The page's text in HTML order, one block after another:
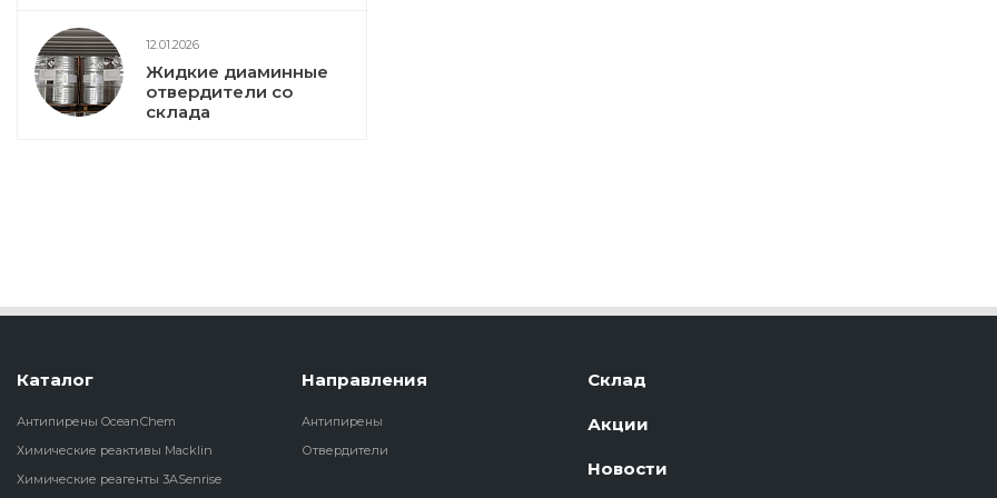
12.01.2026
Жидкие диаминные
отвердители со
склада
Каталог
Антипирены OceanСhem
Химические реактивы Macklin
Химические реагенты 3ASenrise
Направления
Антипирены
Отвердители
Склад
Акции
Новости